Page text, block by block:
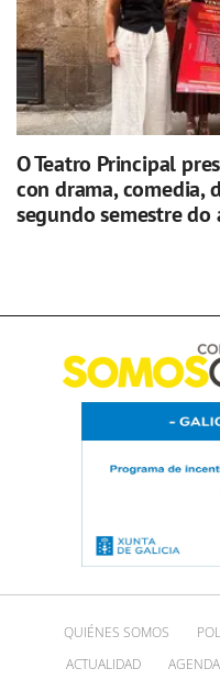
O Teatro Principal
con drama, comedia,
segundo semestre do
QUIÉNES SOMOS
ACTUALIDAD
AGENDA